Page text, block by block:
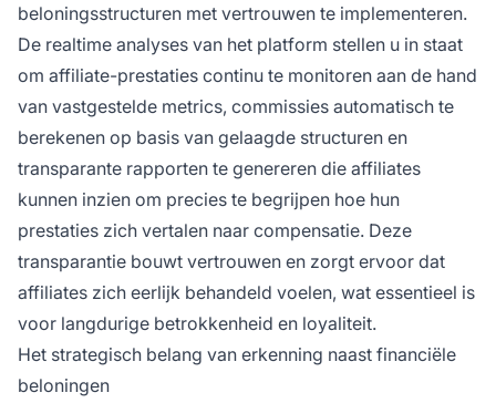
beloningsstructuren met vertrouwen te implementeren.
De realtime analyses van het platform stellen u in staat
om affiliate-prestaties continu te monitoren aan de hand
van vastgestelde metrics, commissies automatisch te
berekenen op basis van gelaagde structuren en
transparante rapporten te genereren die affiliates
kunnen inzien om precies te begrijpen hoe hun
prestaties zich vertalen naar compensatie. Deze
transparantie bouwt vertrouwen en zorgt ervoor dat
affiliates zich eerlijk behandeld voelen, wat essentieel is
voor langdurige betrokkenheid en loyaliteit.
Het strategisch belang van erkenning naast financiële
beloningen